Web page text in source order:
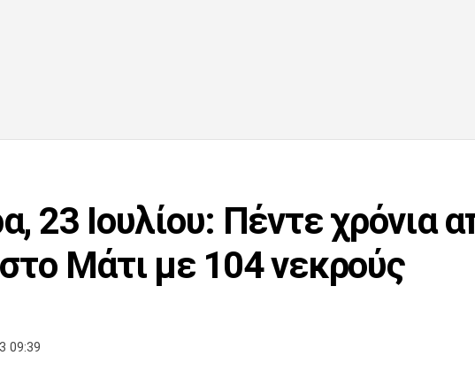
23 Ιουλίου: Πέντε χρόνια
Μάτι με 104 νεκρούς
09:39